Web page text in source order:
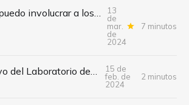
13
de
mar.
de
2024
7 minutos
15 de
feb. de
2024
2 minutos